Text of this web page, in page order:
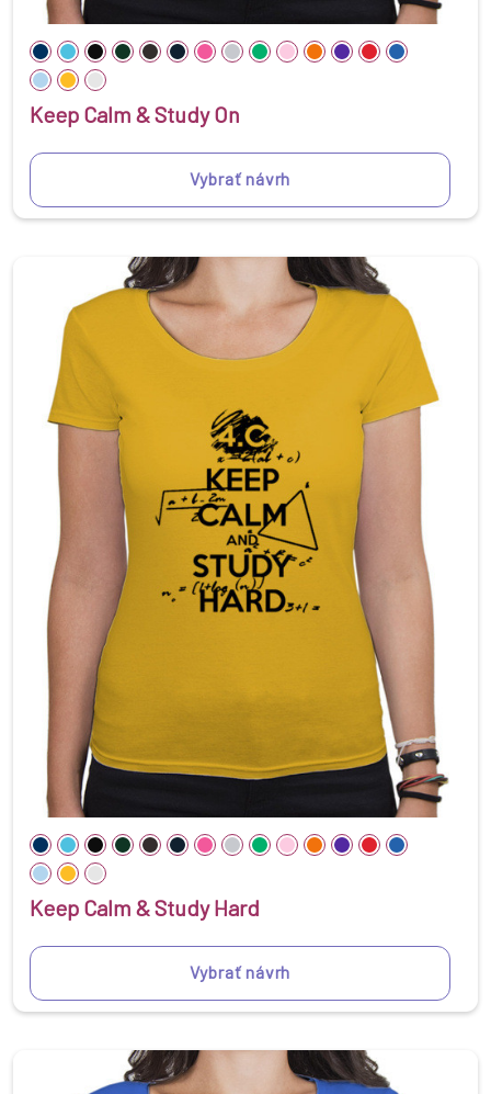
Keep Calm & Study On
Vybrať návrh
Keep Calm & Study Hard
Vybrať návrh